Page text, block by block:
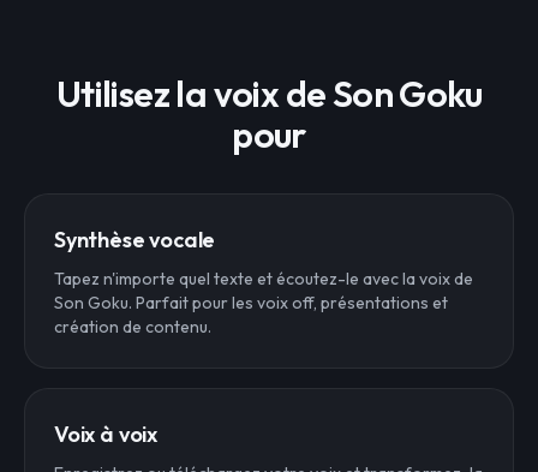
Utilisez la voix de Son Goku
pour
Synthèse vocale
Tapez n'importe quel texte et écoutez-le avec la voix de
Son Goku. Parfait pour les voix off, présentations et
création de contenu.
Voix à voix